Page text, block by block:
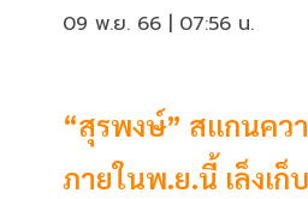
09 พ.ย. 66 | 07:56 น.
“สุรพงษ์” สแกนคว
ภายในพ.ย.นี้ เล็งเก็